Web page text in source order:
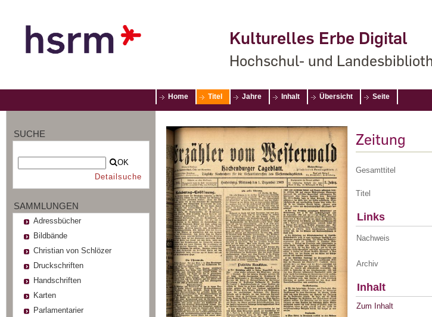
Kulturelles Erbe Digital
Hochschul- und
Home Titel Jahre Inhalt Übersicht Seite
SUCHE
OK
Detailsuche
SAMMLUNGEN
Adressbücher
Bildbände
Christian von Schlözer
Druckschriften
Handschriften
Karten
Parlamentarier
Zeitung
Gesamttitel
Titel
Links
Nachweis
Archiv
Inhalt
Zum Inhalt